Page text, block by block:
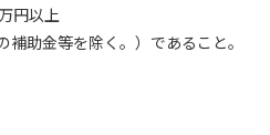
円以上
助金等を除く。）であること。